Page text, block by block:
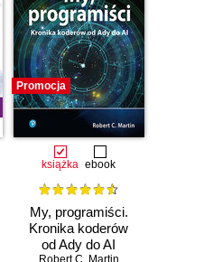
Promocja
książka ebook
My, programiści.
Kronika koderów
od Ady do AI